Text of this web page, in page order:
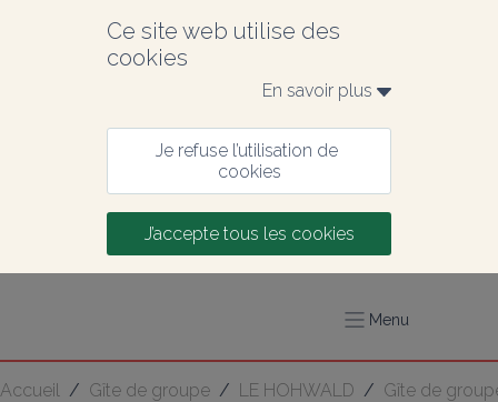
Ce site web utilise des
cookies
En savoir plus
Je refuse l’utilisation de
cookies
J’accepte tous les cookies
Menu
Accueil / Gîte de groupe / LE HOHWALD / Gîte de